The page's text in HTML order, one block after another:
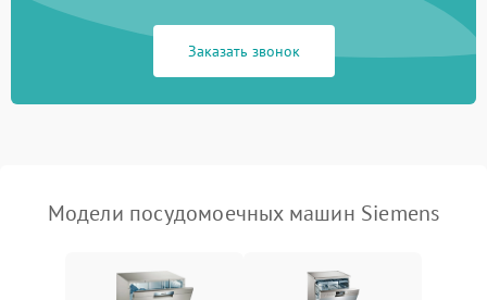
Сбои в работе таймера 1700 ₽
Заказать звонок
Модели посудомоечных машин Siemens